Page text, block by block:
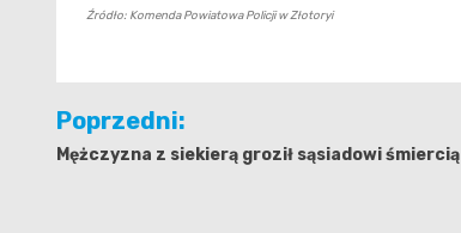
Źródło: Komenda Powiatowa Policji w Złotoryi
Nawigacja
wpisu
Poprzedni:
Mężczyzna z siekierą groził sąsiadowi śmiercią